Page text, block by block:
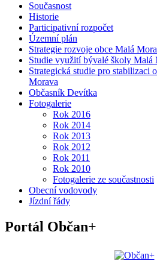
Současnost
Historie
Participativní rozpočet
Územní plán
Strategie rozvoje obce Malá
Studie využití bývalé školy Malá
Strategická studie pro stabilizaci
Morava
Občasník Devítka
Fotogalerie
Rok 2016
Rok 2014
Rok 2013
Rok 2012
Rok 2011
Rok 2010
Fotogalerie ze součastnosti
Obecní vodovody
Jízdní řády
Portál Občan+